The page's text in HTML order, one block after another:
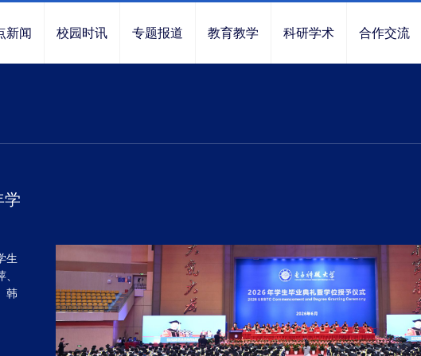
新闻 校园时讯 专题报道 教育教学 科研学术 合作交流
学
生
韩